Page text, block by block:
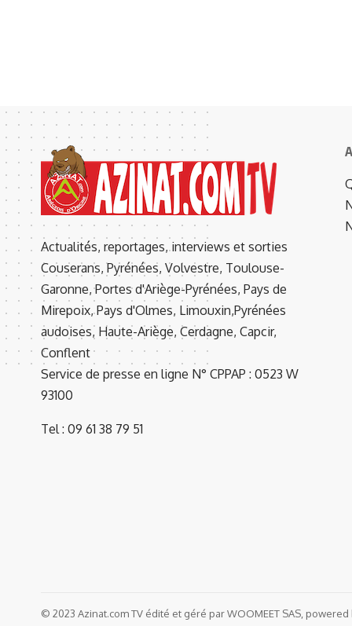
Actualités, reportages, interviews et sorties
Couserans, Pyrénées, Volvestre, Toulouse-
Garonne, Portes d'Ariège-Pyrénées, Pays de
Mirepoix, Pays d'Olmes, Limouxin,Pyrénées
audoises, Haute-Ariège, Cerdagne, Capcir,
Conflent
Service de presse en ligne N° CPPAP : 0523 W
93100
Tel : 09 61 38 79 51
© 2023 Azinat.com TV édité et géré par WOOMEET SAS,